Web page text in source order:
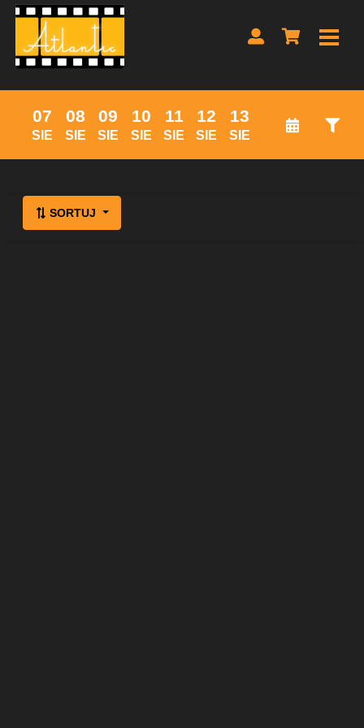
07
SIE
08
SIE
09
SIE
10
SIE
11
SIE
12
SIE
13
SIE
Lista wydarzeń:
SORTUJ